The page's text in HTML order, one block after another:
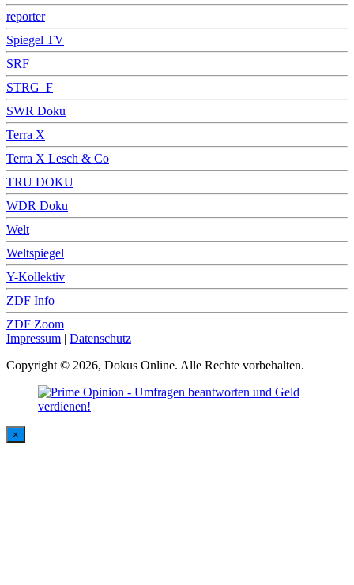
reporter
Spiegel TV
SRF
STRG_F
SWR Doku
Terra X
Terra X Lesch & Co
TRU DOKU
WDR Doku
Welt
Weltspiegel
Y-Kollektiv
ZDF Info
ZDF Zoom
Impressum | Datenschutz
Copyright © 2026, Dokus Online. Alle Rechte vorbehalten.
×